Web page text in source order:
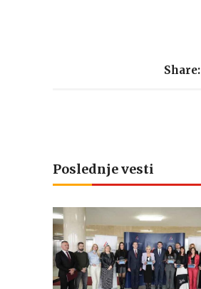
Share:
Poslednje vesti